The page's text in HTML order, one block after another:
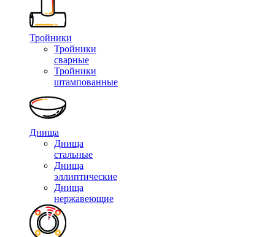
Тройники
Тройники
сварные
Тройники
штампованные
Днища
Днища
стальные
Днища
эллиптические
Днища
нержавеющие